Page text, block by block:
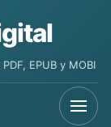
EPUB y MOBI